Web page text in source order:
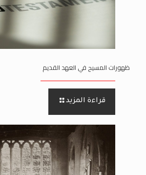
ظهورات المسيح في العهد القديم
قراءة المزيد